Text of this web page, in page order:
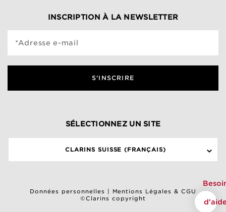
INSCRIPTION À LA NEWSLETTER
*Adresse e-mail
S'INSCRIRE
SÉLECTIONNEZ UN SITE
CLARINS SUISSE (FRANÇAIS)
Données personnelles | Mentions Légales & CGU
©Clarins copyright